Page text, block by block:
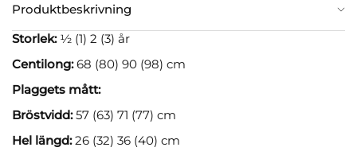
Produktbeskrivning
Storlek:½ (1) 2 (3) år
Centilong:68 (80) 90 (98) cm
Plaggets mått:
Bröstvidd:57 (63) 71 (77) cm
Hel längd:26 (32) 36 (40) cm